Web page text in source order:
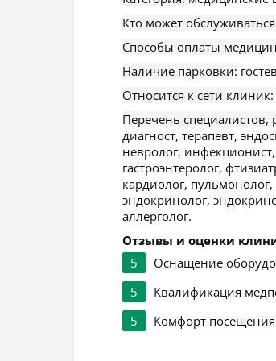
Кто может
Способы оплаты
Наличие парковки:
Относится к сети клиник:
Перечень
диагност, терапевт,
невролог,
гастроэнтеролог,
кардиолог, пульмонолог,
эндокринолог,
аллерголог.
Отзывы и оценки
5
Оснащение
5
Квалификация
5
Комфорт